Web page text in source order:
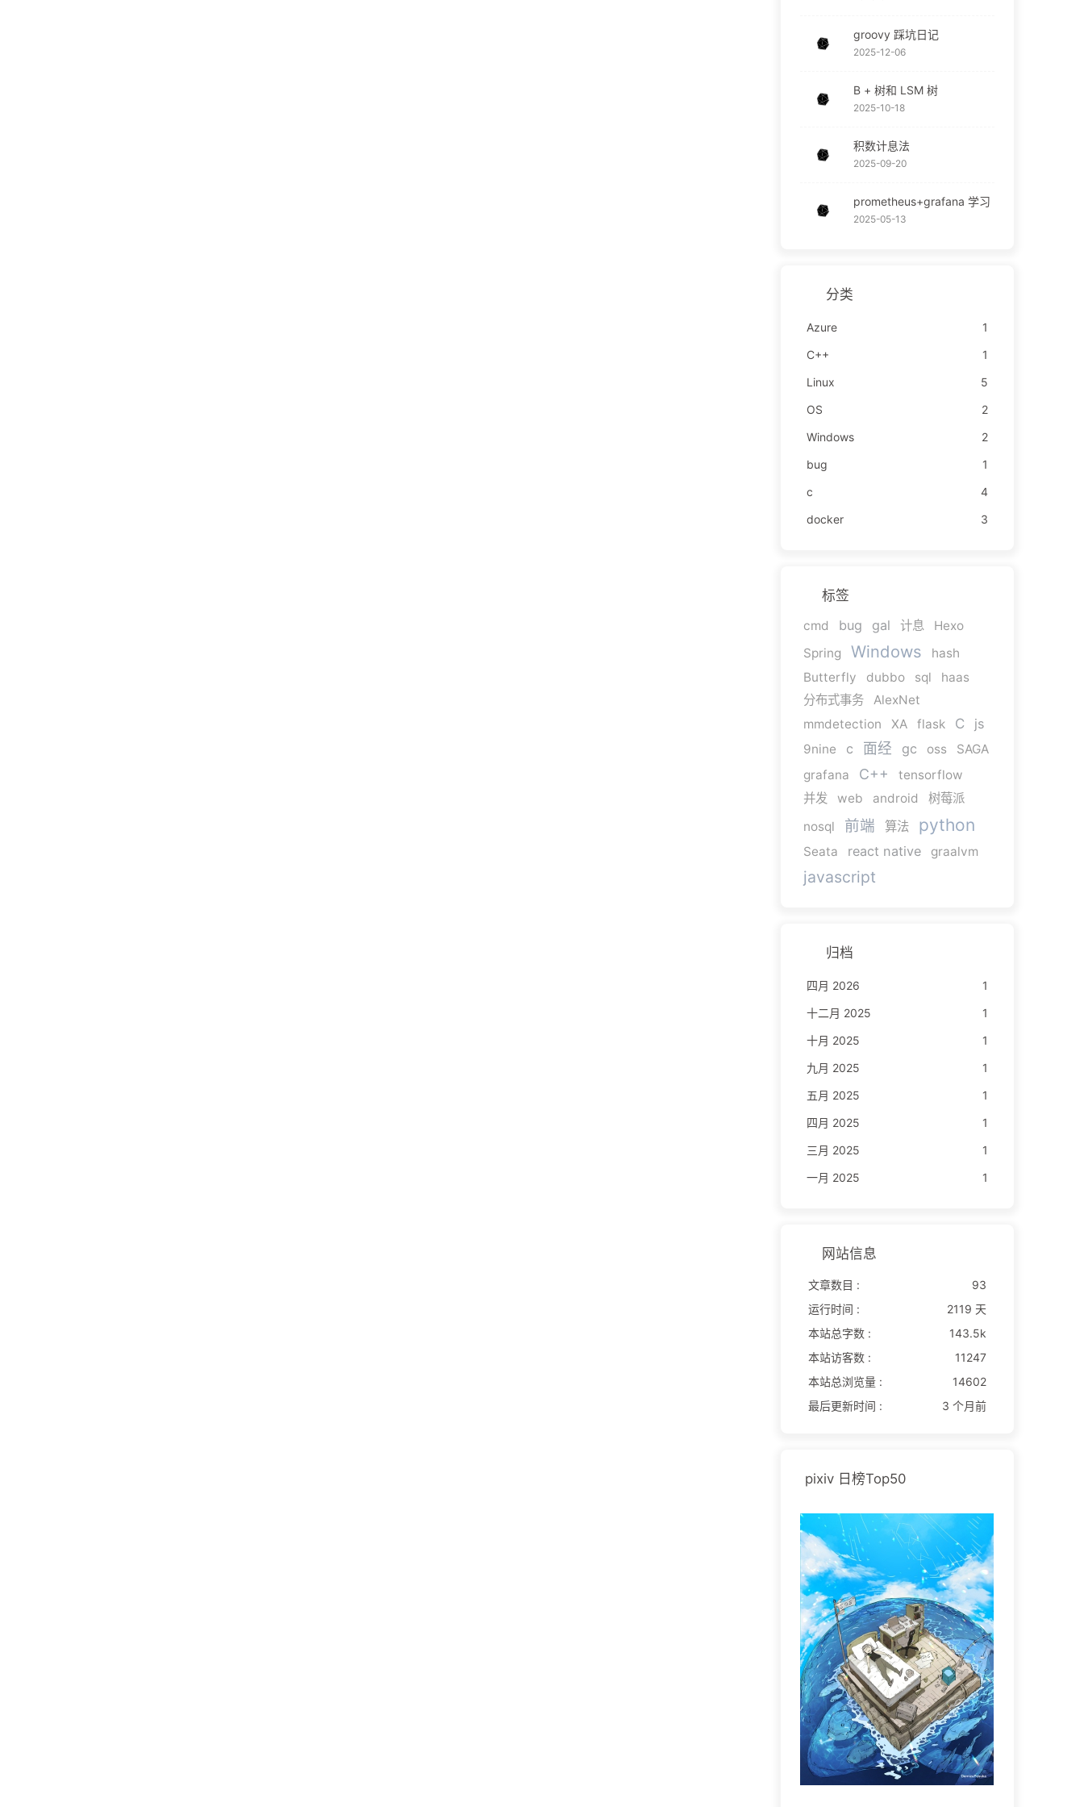
groovy 踩坑日记
2025-12-06
B + 树和 LSM 树
2025-10-18
积数计息法
2025-09-20
prometheus+grafana 学习
2025-05-13
分类
Azure
1
C++
1
Linux
5
OS
2
Windows
2
bug
1
c
4
docker
3
标签
cmd bug gal 计息
Hexo
Spring
Windows
hash
Butterfly
dubbo sql
haas
分布式事务
AlexNet
mmdetection
XA flask C js
9nine c 面经 gc oss
SAGA
grafana
C++
tensorflow
并发
web android
树莓派
nosql
前端 算法 python
Seata react native graalvm
javascript
归档
四月 2026
1
十二月 2025
1
十月 2025
1
九月 2025
1
五月 2025
1
四月 2025
1
三月 2025
1
一月 2025
1
网站信息
文章数目 :
93
运行时间 :
2119 天
本站总字数 :
143.5k
本站访客数 :
11247
本站总浏览量 :
14602
最后更新时间 :
3 个月前
pixiv 日榜Top50